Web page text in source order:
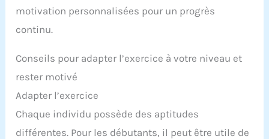
motivation personnalisées pour un progrès
continu.
Conseils pour adapter l’exercice à votre niveau et
rester motivé
Adapter l’exercice
Chaque individu possède des aptitudes
différentes. Pour les débutants, il peut être utile de